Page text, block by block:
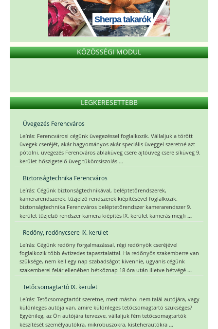
Sherpa takarók
KÖZÖSSÉGI MODUL
LEGKERESETTEBB
Üvegezés Ferencváros
Leírás: Ferencvárosi cégünk üvegezéssel foglalkozik. Vállaljuk a törött
üvegek cseréjét, akár hagyományos akár speciális üveggel szeretné azt
pótolni. üvegezés Ferencváros ablaküveg csere ajtóüveg csere síküveg 9.
kerület hőszigetelő üveg tükörcsiszolás ...
Biztonságtechnika Ferencváros
Leírás: Cégünk biztonságtechnikával, beléptetőrendszerek,
kamerarendszerek, tűzjelző rendszerek kiépítésével foglalkozik.
biztonságtechnika Ferencváros beléptetőrendszer kamerarendszer 9.
kerület tűzjelző rendszer kamera kiépítés IX. kerület kamerás megfi ...
Redőny, redőnycsere IX. kerület
Leírás: Cégünk redőny forgalmazással, régi redőnyök cseréjével
foglalkozik több évtizedes tapasztalattal. Ha redőnyös szakemberre van
szüksége, nem kell egy nap szabadságot kivennie, ugyanis cégünk
szakemberei felár ellenében hétköznap 18 óra után illetve hétvégé ...
Tetőcsomagtartó IX. kerület
Leírás: Tetőcsomagtartót szeretne, mert máshol nem talál autójára, vagy
különleges autója van, amire különleges tetőcsomagtartó szükséges?
Egyénileg, az Ön autójára tervezve, vállaljuk fém tetőcsomagtartók
készítését személyautókra, mikrobuszokra, kisteherautókra ...